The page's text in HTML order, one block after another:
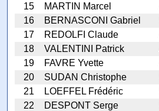
15
MARTIN Marcel
16
BERNASCONI Gabriel
17
REDOLFI Claude
18
VALENTINI Patrick
19
FAVRE Yvette
20
SUDAN Christophe
21
LOEFFEL Frédéric
22
DESPONT Serge